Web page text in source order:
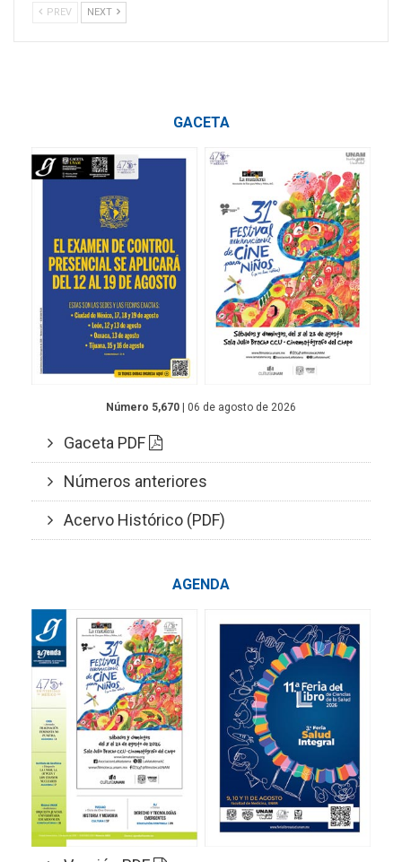
PREV NEXT
GACETA
Número 5,670 | 06 de agosto de 2026
Gaceta PDF
Números anteriores
Acervo Histórico (PDF)
AGENDA